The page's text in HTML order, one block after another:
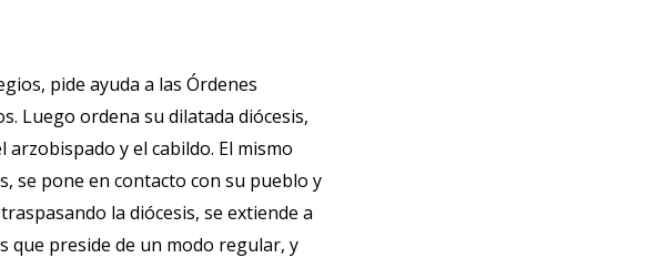
pide ayuda a las Órdenes
Luego ordena su dilatada diócesis,
y el cabildo. El mismo
se pone en contacto con su pueblo y
la diócesis, se extiende a
que preside de un modo regular, y